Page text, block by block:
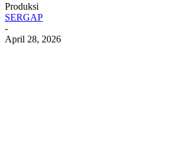
Produksi
SERGAP
-
April 28, 2026